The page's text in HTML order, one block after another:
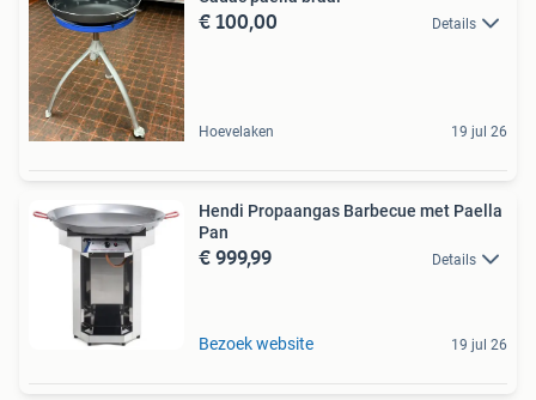
€ 100,00 Details
Hoevelaken 19 jul 26
Hendi Propaangas Barbecue met Paella
Pan
€ 999,99 Details
Bezoek website 19 jul 26